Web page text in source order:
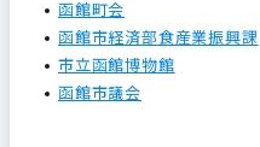
函館町会
函館市経済部食産業振興課
市立函館博物館
函館市議会